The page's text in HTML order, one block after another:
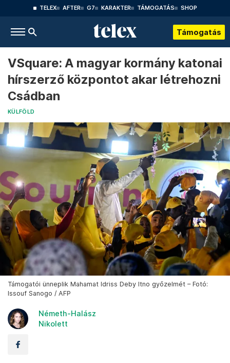
TELEX AFTER G7 KARAKTER TÁMOGATÁS SHOP
Támogatás
VSquare: A magyar kormány katonai
hírszerző központot akar létrehozni
Csádban
KÜLFÖLD
Támogatói ünneplik Mahamat Idriss Deby Itno győzelmét – Fotó:
Issouf Sanogo / AFP
Németh-Halász
Nikolett